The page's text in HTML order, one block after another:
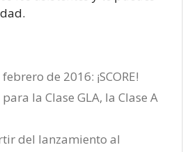
de 2016: ¡SCORE!
la Clase GLA, la Clase A
del lanzamiento al